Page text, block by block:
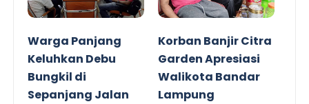
Warga Panjang
Keluhkan Debu
Bungkil di
Sepanjang Jalan
Korban Banjir Citra
Garden Apresiasi
Walikota Bandar
Lampung